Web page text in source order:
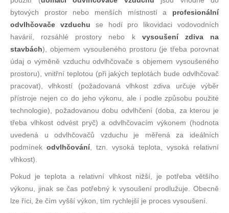
bytových prostor nebo menších místností a profesionální
odvlhčovače vzduchu se hodí pro likovidaci vodovodních
havárií, rozsáhlé prostory nebo k vysoušení zdiva na
stavbách), objemem vysoušeného prostoru (je třeba porovnat
údaj o výměně vzduchu odvlhčovače s objemem vysoušeného
prostoru), vnitřní teplotou (při jakých teplotách bude odvlhčovač
pracovat), vlhkostí (požadovaná vlhkost zdiva určuje výběr
přístroje nejen co do jeho výkonu, ale i podle způsobu použité
technologie), požadovanou dobu odvlhčení (doba, za kterou je
třeba vlhkost odvést pryč) a odvlhčovacím výkonem (hodnota
uvedená u odvlhčovačů vzduchu je měřená za ideálních
podmínek odvlhčování, tzn. vysoká teplota, vysoká relativní
vlhkost).
Pokud je teplota a relativní vlhkost nižší, je potřeba většího
výkonu, jinak se čas potřebný k vysoušení prodlužuje. Obecně
lze říci, že čím vyšší výkon, tím rychlejší je proces vysoušení.